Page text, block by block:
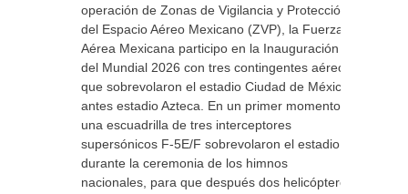
operación de Zonas de Vigilancia y Protección
del Espacio Aéreo Mexicano (ZVP), la Fuerza
Aérea Mexicana participo en la Inauguración
del Mundial 2026 con tres contingentes aéreos
que sobrevolaron el estadio Ciudad de México,
antes estadio Azteca. En un primer momento
una escuadrilla de tres interceptores
supersónicos F-5E/F sobrevolaron el estadio
durante la ceremonia de los himnos
nacionales, para que después dos helicópteros